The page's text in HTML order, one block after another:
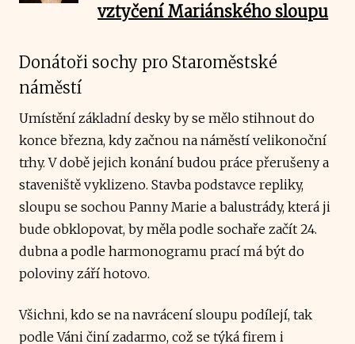
vztyčení Mariánského sloupu
Donátoři sochy pro Staroměstské
náměstí
Umístění základní desky by se mělo stihnout do
konce března, kdy začnou na náměstí velikonoční
trhy. V době jejich konání budou práce přerušeny a
staveniště vyklizeno. Stavba podstavce repliky,
sloupu se sochou Panny Marie a balustrády, která ji
bude obklopovat, by měla podle sochaře začít 24.
dubna a podle harmonogramu prací má být do
poloviny září hotovo.
Všichni, kdo se na navrácení sloupu podílejí, tak
podle Váni činí zadarmo, což se týká firem i